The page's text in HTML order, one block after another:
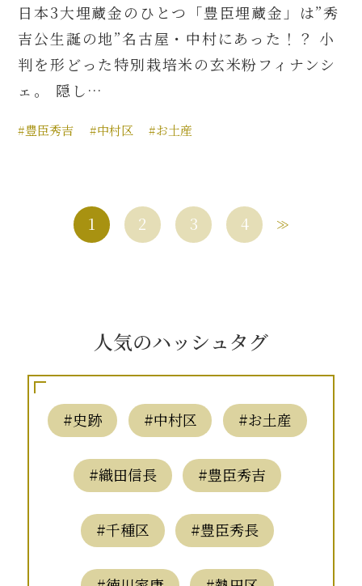
日本3大埋蔵金のひとつ「豊臣埋蔵金」は”秀
吉公生誕の地”名古屋・中村にあった！？ 小
判を形どった特別栽培米の玄米粉フィナンシ
ェ。 隠し…
#豊臣秀吉 #中村区 #お土産
1 2 3 4
人気のハッシュタグ
#史跡 #中村区 #お土産
#織田信長 #豊臣秀吉
#千種区 #豊臣秀長